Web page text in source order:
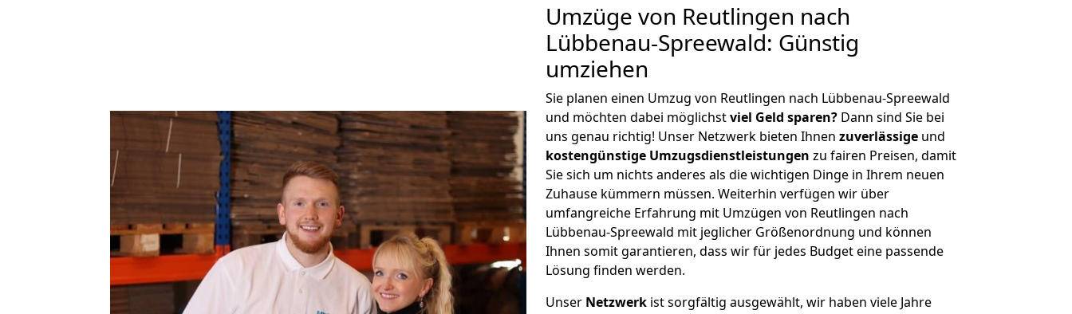
Umzüge von Reutlingen nach
Lübbenau-Spreewald: Günstig
umziehen
Sie planen einen Umzug von Reutlingen nach Lübbenau-Spreewald
und möchten dabei möglichstviel Geld sparen? Dann sind Sie bei
uns genau richtig! Unser Netzwerk bieten Ihnen zuverlässige und
kostengünstige Umzugsdienstleistungen zu fairen Preisen, damit
Sie sich um nichts anderes als die wichtigen Dinge in Ihrem neuen
Zuhause kümmern müssen. Weiterhin verfügen wir über
umfangreiche Erfahrung mit Umzügen von Reutlingen nach
Lübbenau-Spreewald mit jeglicher Größenordnung und können
Ihnen somit garantieren, dass wir für jedes Budget eine passende
Lösung finden werden.
Unser Netzwerk ist sorgfältig ausgewählt, wir haben viele Jahre